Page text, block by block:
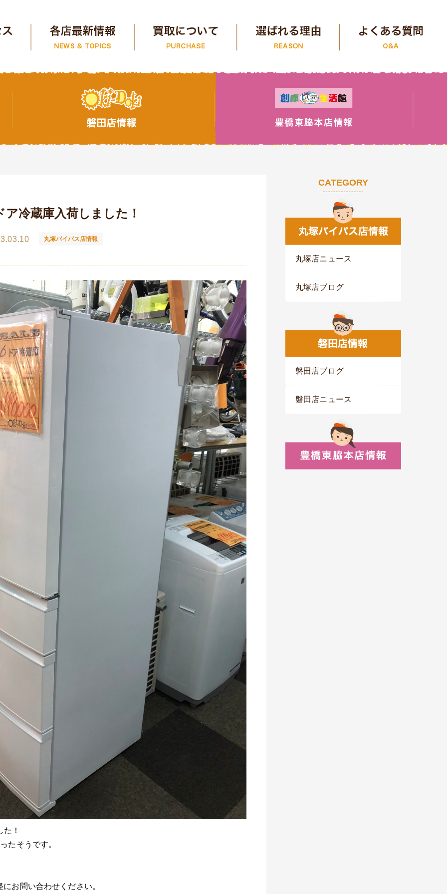
ア冷蔵庫入荷しました！
丸塚バイパス店情報
！
たそうです。
お問い合わせください。
CATEGORY
丸塚店ニュース
丸塚店ブログ
磐田店ブログ
磐田店ニュース